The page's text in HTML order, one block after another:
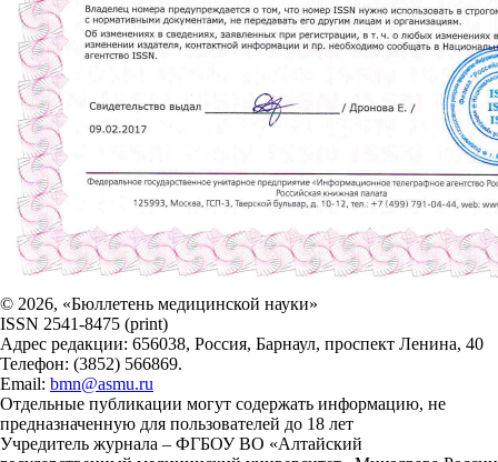
© 2026, «Бюллетень медицинской науки»
ISSN 2541-8475 (print)
Адрес редакции: 656038, Россия, Барнаул, проспект Ленина, 40
Телефон: (3852) 566869.
Email: bmn@asmu.ru
Отдельные публикации могут содержать информацию, не
предназначенную для пользователей до 18 лет
Учредитель журнала – ФГБОУ ВО «Алтайский